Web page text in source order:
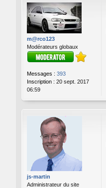
m@rco123
Modérateurs globaux
Messages : 393
Inscription : 20 sept. 2017
06:59
js-martin
Administrateur du site